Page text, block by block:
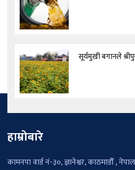
सूर्यमुखी बगानले
हाम्रोबारे
कामनपा वार्ड नं-३०, ज्ञानेश्वर, काठमाडौँ , नेपाल